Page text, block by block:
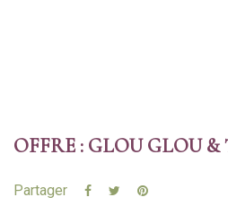
OFFRE : GLOU GLOU
Partager